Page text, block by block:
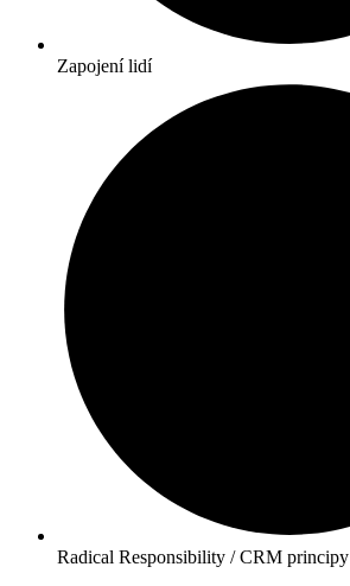
Zapojení lidí
Radical Responsibility / CRM principy